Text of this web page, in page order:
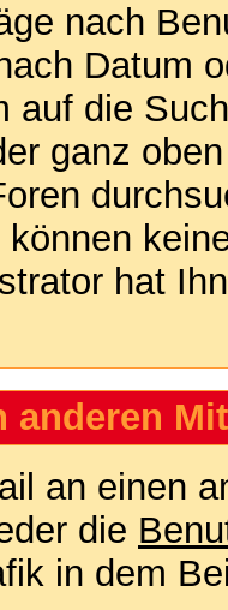
nach
Datum
auf die
ganz
hat
anderen
an einen
die
in dem